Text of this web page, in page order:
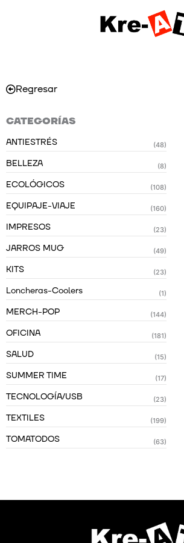
Regresar
CATEGORÍAS
ANTIESTRÉS (48)
BELLEZA (8)
ECOLÓGICOS (108)
EQUIPAJE-VIAJE (160)
IMPRESOS (23)
JARROS MUG (49)
KITS (23)
Loncheras-Coolers (1)
MERCH-POP (144)
OFICINA (181)
SALUD (15)
SUMMER TIME (17)
TECNOLOGÍA/USB (23)
TEXTILES (199)
TOMATODOS (63)